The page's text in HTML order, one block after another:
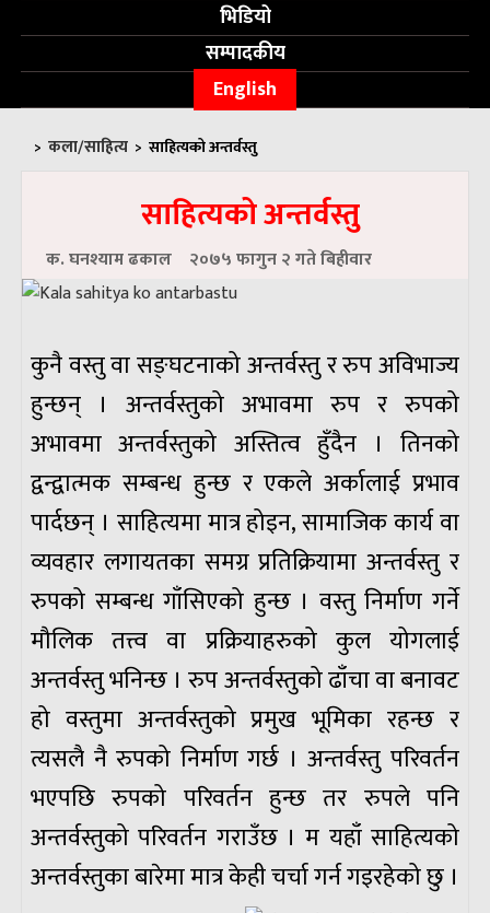
भिडियो
सम्पादकीय
English
> कला/साहित्य > साहित्यको अन्तर्वस्तु
साहित्यको अन्तर्वस्तु
क. घनश्याम ढकाल २०७५ फागुन २ गते बिहीवार
कुनै वस्तु वा सङ्घटनाको अन्तर्वस्तु र रुप अविभाज्य
हुन्छन् । अन्तर्वस्तुको अभावमा रुप र रुपको
अभावमा अन्तर्वस्तुको अस्तित्व हुँदैन । तिनको
द्वन्द्वात्मक सम्बन्ध हुन्छ र एकले अर्कालाई प्रभाव
पार्दछन् । साहित्यमा मात्र होइन, सामाजिक कार्य वा
व्यवहार लगायतका समग्र प्रतिक्रियामा अन्तर्वस्तु र
रुपको सम्बन्ध गाँसिएको हुन्छ । वस्तु निर्माण गर्ने
मौलिक तत्त्व वा प्रक्रियाहरुको कुल योगलाई
अन्तर्वस्तु भनिन्छ । रुप अन्तर्वस्तुको ढाँचा वा बनावट
हो वस्तुमा अन्तर्वस्तुको प्रमुख भूमिका रहन्छ र
त्यसलै नै रुपको निर्माण गर्छ । अन्तर्वस्तु परिवर्तन
भएपछि रुपको परिवर्तन हुन्छ तर रुपले पनि
अन्तर्वस्तुको परिवर्तन गराउँछ । म यहाँ साहित्यको
अन्तर्वस्तुका बारेमा मात्र केही चर्चा गर्न गइरहेको छु ।